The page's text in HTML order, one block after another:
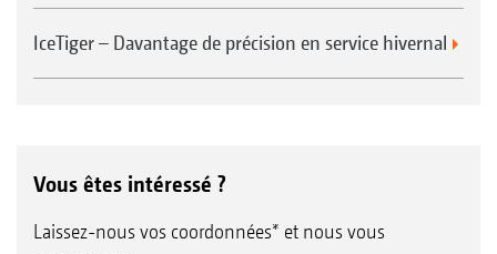
IceTiger – Davantage de précision en service hivernal
Vous êtes intéressé ?
Laissez-nous vos coordonnées* et nous vous